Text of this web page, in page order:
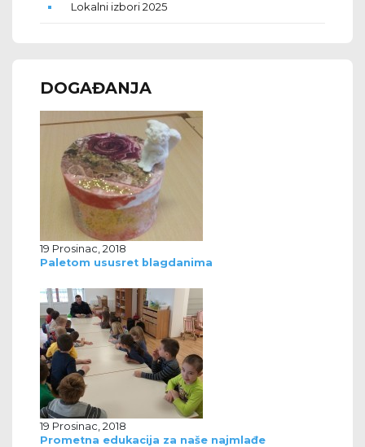
Lokalni izbori 2025
DOGAĐANJA
19 Prosinac, 2018
Paletom ususret blagdanima
19 Prosinac, 2018
Prometna edukacija za naše najmlađe